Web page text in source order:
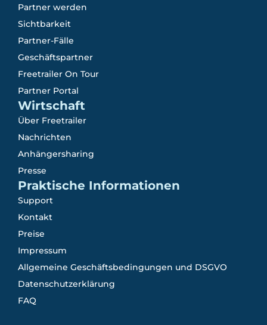
Partner werden
Sichtbarkeit
Partner-Fälle
Geschäftspartner
Freetrailer On Tour
Partner Portal
Wirtschaft
Über Freetrailer
Nachrichten
Anhängersharing
Presse
Praktische Informationen
Support
Kontakt
Preise
Impressum
Allgemeine Geschäftsbedingungen und DSGVO
Datenschutzerklärung
FAQ